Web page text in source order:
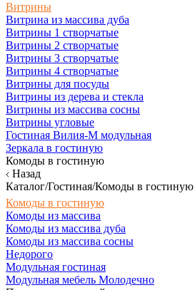
Витрины
Витрина из массива дуба
Витрины 1 створчатые
Витрины 2 створчатые
Витрины 3 створчатые
Витрины 4 створчатые
Витрины для посуды
Витрины из дерева и стекла
Витрины из массива сосны
Витрины угловые
Гостиная Вилия-М модульная
Зеркала в гостиную
Комоды в гостиную
Назад
Каталог/Гостиная/Комоды в гостиную
Комоды в гостиную
Комоды из массива
Комоды из массива дуба
Комоды из массива сосны
Недорого
Модульная гостиная
Модульная мебель Молодечно